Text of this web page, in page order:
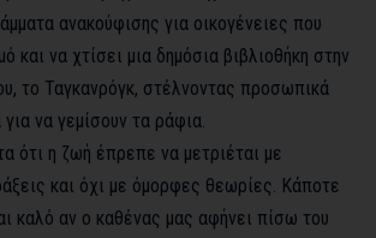
ανακούφισης για οικογένειες που
και να χτίσει μια δημόσια βιβλιοθήκη στην
το Ταγκανρόγκ, στέλνοντας προσωπικά
για να γεμίσουν τα ράφια.
ότι η ζωή έπρεπε να μετριέται με
και όχι με όμορφες θεωρίες. Κάποτε
καλό αν ο καθένας μας αφήνει πίσω του